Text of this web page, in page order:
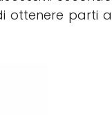
ottenere parti a